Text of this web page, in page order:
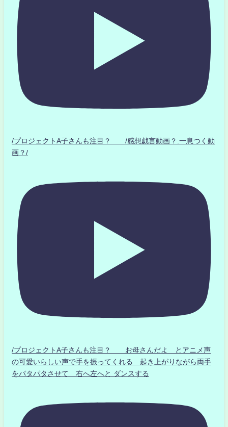
/プロジェクトA子さんも注目？ /感想戯言動画？.一息つく動
画？/
/プロジェクトA子さんも注目？ お母さんだよ とアニメ声
の可愛いらしい声で手を振ってくれる 起き上がりながら両手
をパタパタさせて 右へ左へと ダンスする